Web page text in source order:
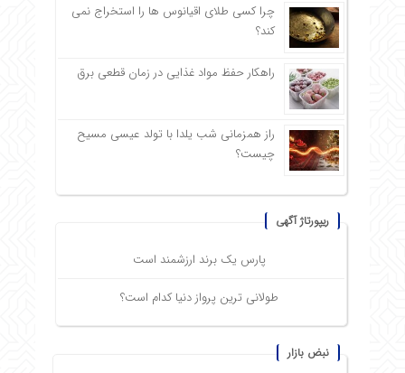
چرا کسی طلای اقیانوس ها را استخراج نمی
کند؟
راهکار حفظ مواد غذایی در زمان قطعی برق
راز همزمانی شب یلدا با تولد عیسی مسیح
چیست؟
ریپورتاژ آگهی
پارس یک برند ارزشمند است
طولانی ترین پرواز دنیا کدام است؟
نبض بازار